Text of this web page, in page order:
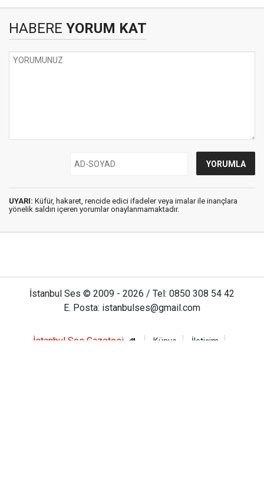
HABERE YORUM KAT
UYARI: Küfür, hakaret, rencide edici ifadeler veya imalar ile inançlara
yönelik saldırı içeren yorumlar onaylanmamaktadır.
İstanbul Ses © 2009 - 2026 / Tel: 0850 308 54 42
E. Posta: istanbulses@gmail.com
İstanbul Ses Gazetesi Künye
İletişim